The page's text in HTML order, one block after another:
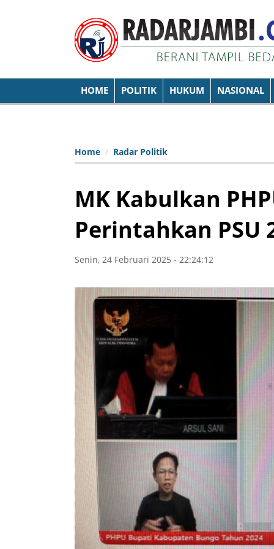
HOME POLITIK HUKUM NASIONAL
Home Radar Politik
MK Kabulkan
Perintahkan PSU
Senin, 24 Februari 2025 - 22:24:12